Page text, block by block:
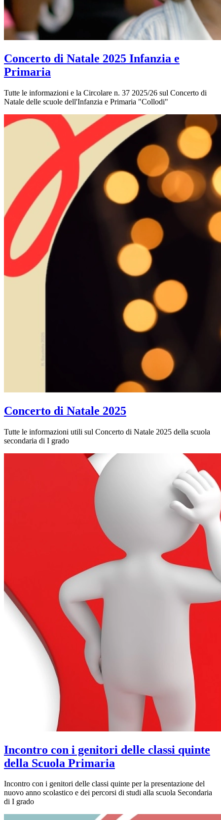
Concerto di Natale 2025 Infanzia e
Primaria
Tutte le informazioni e la Circolare n. 37 2025/26 sul Concerto di
Natale delle scuole dell'Infanzia e Primaria "Collodi"
Concerto di Natale 2025
Tutte le informazioni utili sul Concerto di Natale 2025 della scuola
secondaria di I grado
Incontro con i genitori delle classi quinte
della Scuola Primaria
Incontro con i genitori delle classi quinte per la presentazione del
nuovo anno scolastico e dei percorsi di studi alla scuola Secondaria
di I grado